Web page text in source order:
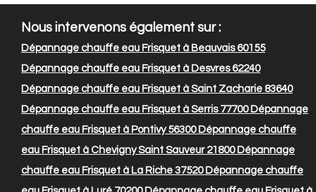
Nous intervenons également sur :
Dépannage chauffe eau Frisquet à Beauvais 60155
Dépannage chauffe eau Frisquet à Desvres 62240
Dépannage chauffe eau Frisquet à Saint Zacharie 83640
Dépannage chauffe eau Frisquet à Serris 77700Dépannage
chauffe eau Frisquet à Pontivy 56300Dépannage chauffe
eau Frisquet à Chevigny Saint Sauveur 21800Dépannage
chauffe eau Frisquet à La Riche 37520Dépannage chauffe